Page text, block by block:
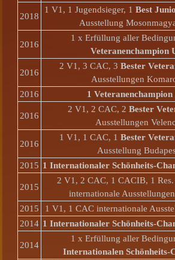
2018
1 V1, 1 Jugendsieger, 1Best
Ausstellung
2016
1 x Erfüllung aller
Veteranenchampion
2016
2 V1, 3 CAC, 3 Bester
Ausstellungen
2016
1
2016
2 V1, 2 CAC, 2 Bester
Ausstellungen
2016
1 V1, 1 CAC, 1 Bester
Ausstellung
2015 1 Internationaler Schönheits-
2015
2 V1, 2 CAC, 1 CACIB, 1
internationale
2015
1 V1, 1 CAC internationale
2014 1 Internationaler Schönheits-
2014
1 x Erfüllung aller
Internationalen Schönheits-